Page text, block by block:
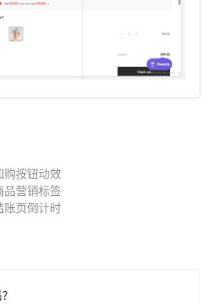
购按钮动效
品营销标签
账页倒计时